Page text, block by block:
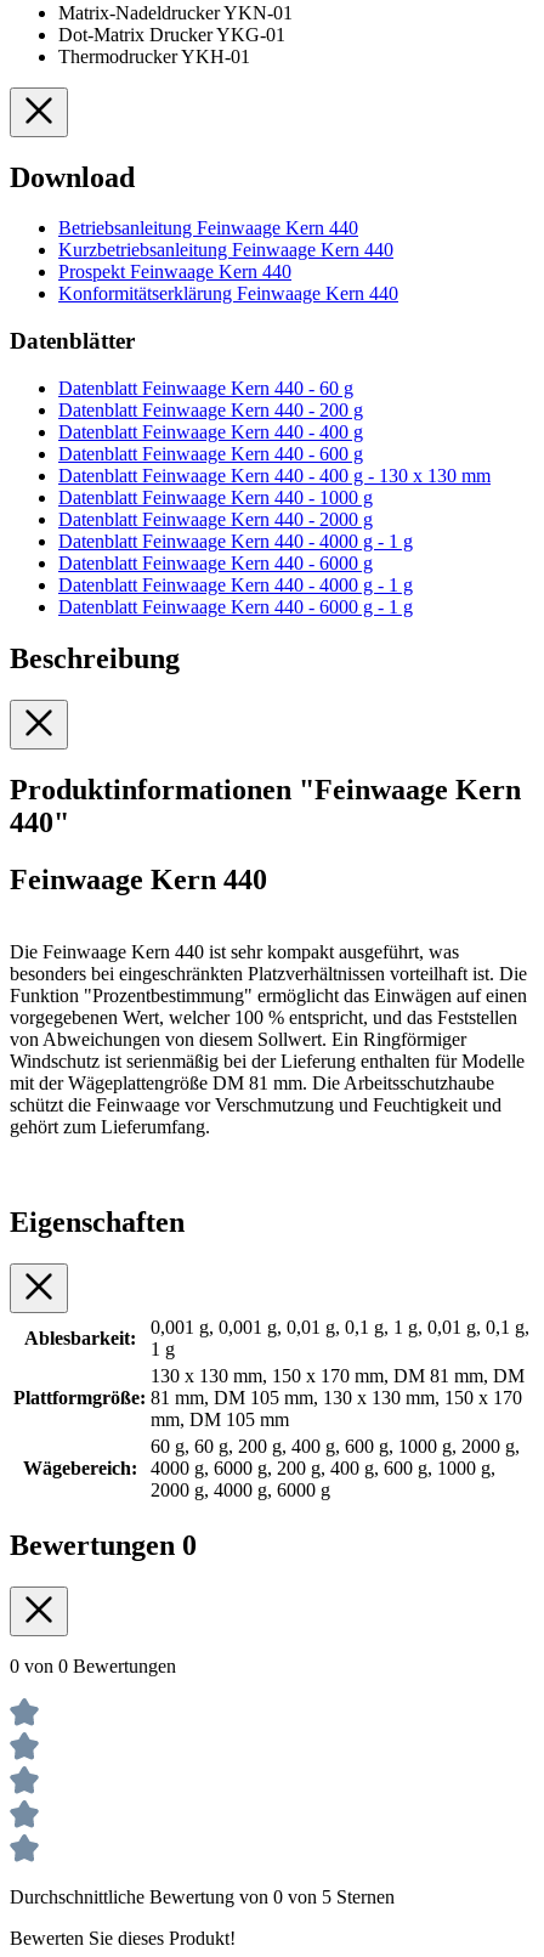
Matrix-Nadeldrucker YKN-01
Dot-Matrix Drucker YKG-01
Thermodrucker YKH-01
Download
Betriebsanleitung Feinwaage Kern 440
Kurzbetriebsanleitung Feinwaage Kern 440
Prospekt Feinwaage Kern 440
Konformitätserklärung Feinwaage Kern 440
Datenblätter
Datenblatt Feinwaage Kern 440 - 60 g
Datenblatt Feinwaage Kern 440 - 200 g
Datenblatt Feinwaage Kern 440 - 400 g
Datenblatt Feinwaage Kern 440 - 600 g
Datenblatt Feinwaage Kern 440 - 400 g - 130 x 130 mm
Datenblatt Feinwaage Kern 440 - 1000 g
Datenblatt Feinwaage Kern 440 - 2000 g
Datenblatt Feinwaage Kern 440 - 4000 g - 1 g
Datenblatt Feinwaage Kern 440 - 6000 g
Datenblatt Feinwaage Kern 440 - 4000 g - 1 g
Datenblatt Feinwaage Kern 440 - 6000 g - 1 g
Beschreibung
Produktinformationen "Feinwaage Kern
440"
Feinwaage Kern 440
Die Feinwaage Kern 440 ist sehr kompakt ausgeführt, was
besonders bei eingeschränkten Platzverhältnissen vorteilhaft ist. Die
Funktion "Prozentbestimmung" ermöglicht das Einwägen auf einen
vorgegebenen Wert, welcher 100 % entspricht, und das Feststellen
von Abweichungen von diesem Sollwert. Ein Ringförmiger
Windschutz ist serienmäßig bei der Lieferung enthalten für Modelle
mit der Wägeplattengröße DM 81 mm. Die Arbeitsschutzhaube
schützt die Feinwaage vor Verschmutzung und Feuchtigkeit und
gehört zum Lieferumfang.
Eigenschaften
Ablesbarkeit:
0,001 g, 0,001 g, 0,01 g, 0,1 g, 1 g, 0,01 g, 0,1 g,
1 g
Plattformgröße:
130 x 130 mm, 150 x 170 mm, DM 81 mm, DM
81 mm, DM 105 mm, 130 x 130 mm, 150 x 170
mm, DM 105 mm
Wägebereich:
60 g, 60 g, 200 g, 400 g, 600 g, 1000 g, 2000 g,
4000 g, 6000 g, 200 g, 400 g, 600 g, 1000 g,
2000 g, 4000 g, 6000 g
Bewertungen 0
0 von 0 Bewertungen
Durchschnittliche Bewertung von 0 von 5 Sternen
Bewerten Sie dieses Produkt!